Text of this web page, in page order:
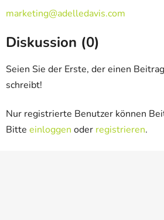
marketing@adelledavis.com
Diskussion (0)
Seien Sie der Erste, der einen
schreibt!
Nur registrierte Benutzer können
Bitte einloggen oder registrieren.